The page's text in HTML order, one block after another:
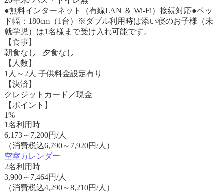
●無料インターネット（有線LAN ＆ Wi-Fi）接続対応●ベッ
ド幅：180cm（1台）※ダブル利用時は添い寝のお子様（未
就学児）は1名様まで受け入れ可能です。
【食事】
朝食なし 夕食なし
【人数】
1人～2人 子供料金設定有り
【決済】
クレジットカード／現金
【ポイント】
1%
1名利用時
6,173～ 7,200円/人
（消費税込6,790～7,920円/人）
空室カレンダー
2名利用時
3,900～ 7,464円/人
（消費税込4,290～8,210円/人）